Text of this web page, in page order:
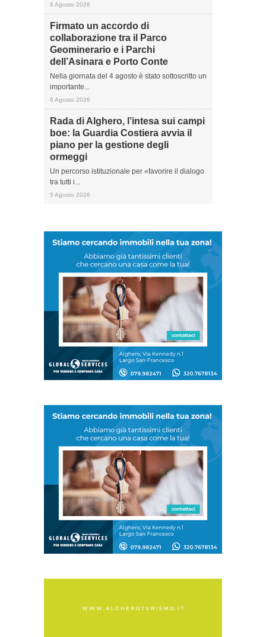
6 Agosto 2026
Firmato un accordo di
collaborazione tra il Parco
Geominerario e i Parchi
dell’Asinara e Porto Conte
Nella giornata del 4 agosto è stato sottoscritto un
importante...
6 Agosto 2026
Rada di Alghero, l’intesa sui campi
boe: la Guardia Costiera avvia il
piano per la gestione degli
ormeggi
Un percorso istituzionale per «favorire il dialogo
tra tutti i...
5 Agosto 2026